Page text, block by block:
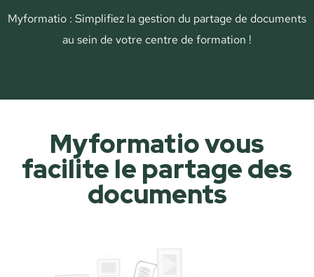
Myformatio : Simplifiez la gestion du partage de documents
au sein de votre centre de formation !
Myformatio vous
facilite le partage des
documents